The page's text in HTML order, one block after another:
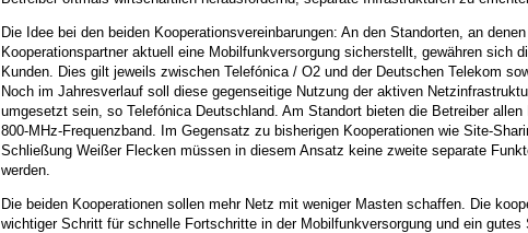
Die Idee bei den beiden Kooperationsvereinbarungen: An den Standorten, an
Kooperationspartner aktuell eine Mobilfunkversorgung sicherstellt, gewähren sich
Kunden. Dies gilt jeweils zwischen Telefónica / O2 und der Deutschen Telekom
Noch im Jahresverlauf soll diese gegenseitige Nutzung der aktiven
umgesetzt sein, so Telefónica Deutschland. Am Standort bieten die Betreiber
800-MHz-Frequenzband. Im Gegensatz zu bisherigen Kooperationen wie Site-
Schließung Weißer Flecken müssen in diesem Ansatz keine zweite separate
werden.
Die beiden Kooperationen sollen mehr Netz mit weniger Masten schaffen. Die
wichtiger Schritt für schnelle Fortschritte in der Mobilfunkversorgung und ein